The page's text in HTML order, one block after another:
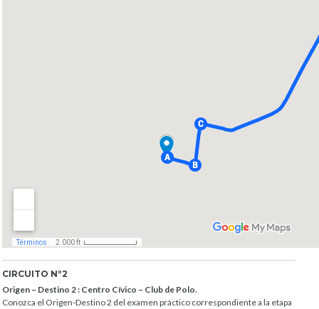
CIRCUITO Nº2
Origen – Destino 2 : Centro Cívico – Club de Polo.
Conozca el Origen-Destino 2 del examen práctico correspondiente a la etapa